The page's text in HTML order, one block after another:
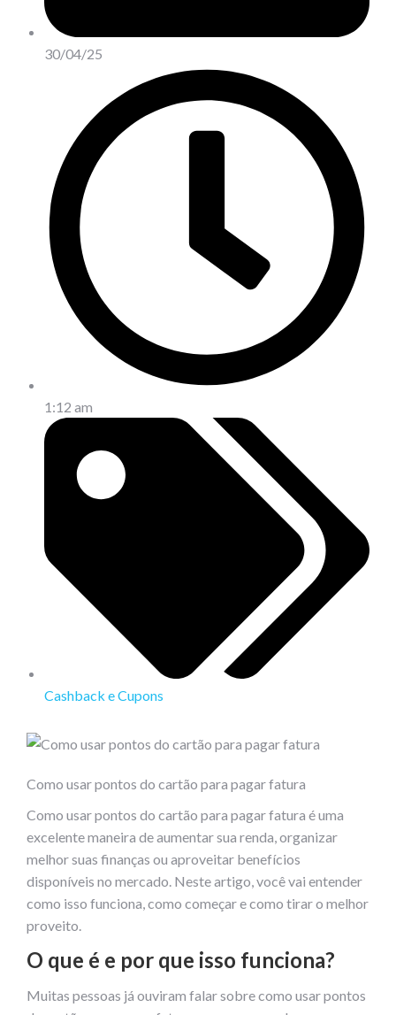
30/04/25
1:12 am
Cashback e Cupons
Como usar pontos do cartão para pagar fatura
Como usar pontos do cartão para pagar fatura é uma
excelente maneira de aumentar sua renda, organizar
melhor suas finanças ou aproveitar benefícios
disponíveis no mercado. Neste artigo, você vai entender
como isso funciona, como começar e como tirar o melhor
proveito.
O que é e por que isso funciona?
Muitas pessoas já ouviram falar sobre como usar pontos